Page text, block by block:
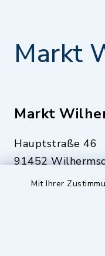
Mit Ihrer
Markt
Markt
Hauptstraße 46
91452
09102 9958-
09102